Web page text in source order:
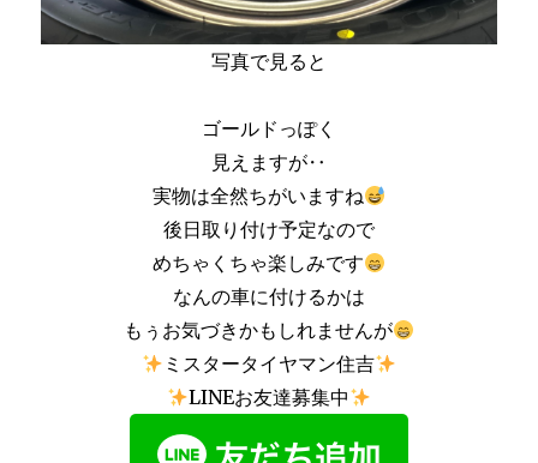
写真で見ると
ゴールドっぽく
見えますが‥
実物は全然ちがいますね
後日取り付け予定なので
めちゃくちゃ楽しみです
なんの車に付けるかは
もぅお気づきかもしれませんが
ミスタータイヤマン住吉
LINEお友達募集中